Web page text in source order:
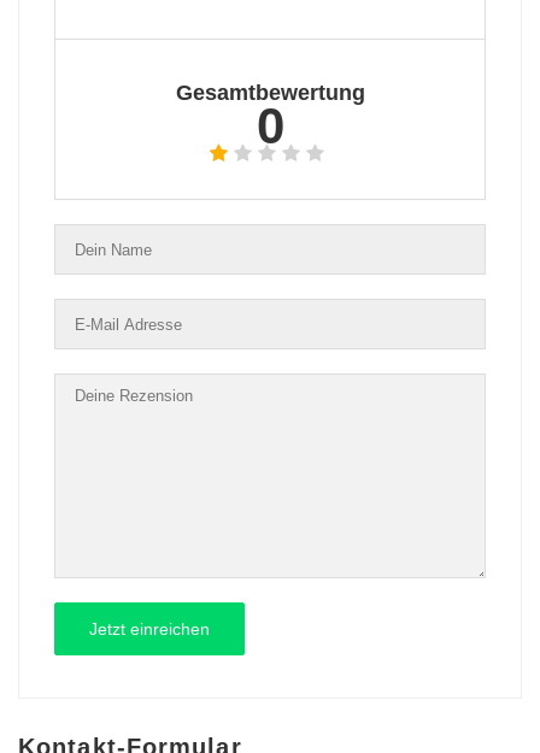
Gesamtbewertung
0
Kontakt-Formular